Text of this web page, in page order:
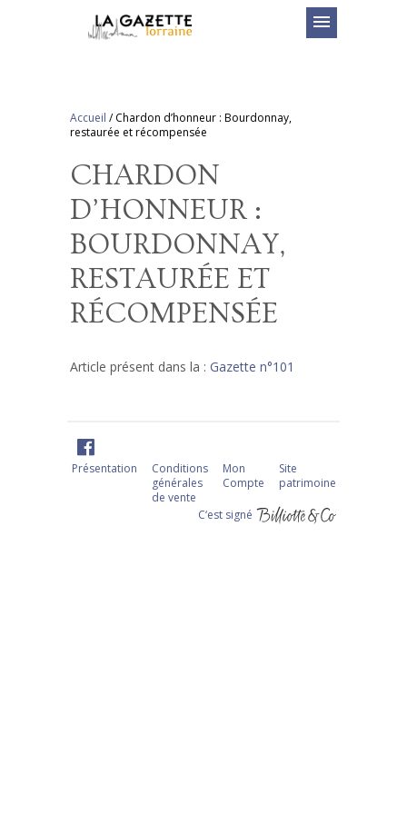
menu
Accueil /Chardon d’honneur : Bourdonnay,
restaurée et récompensée
CHARDON
D’HONNEUR :
BOURDONNAY,
RESTAURÉE ET
RÉCOMPENSÉE
Article présent dans la : Gazette n°101
Présentation
Conditions
générales
de vente
Mon
Compte
Site
patrimoine
C‘est signé